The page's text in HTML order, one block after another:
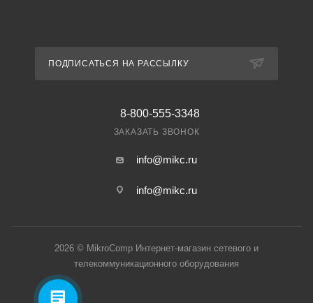
ПОДПИСАТЬСЯ НА РАССЫЛКУ
8-800-555-3348
ЗАКАЗАТЬ ЗВОНОК
info@mikc.ru
info@mikc.ru
2026 © MikroComp Интернет-магазин сетевого и
телекоммуникационного оборудования